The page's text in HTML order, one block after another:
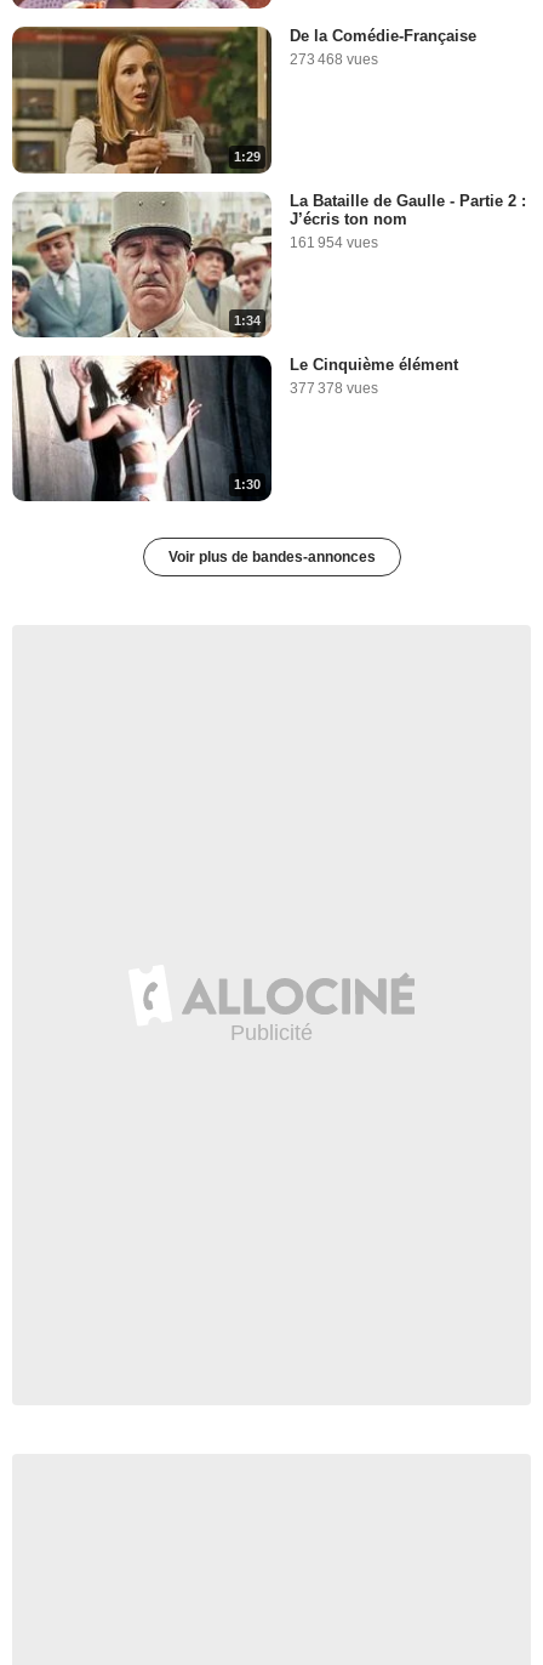
1:29
De la Comédie-Française
273 468 vues
1:34
La Bataille de Gaulle - Partie 2 :
J’écris ton nom
161 954 vues
1:30
Le Cinquième élément
377 378 vues
Voir plus de bandes-annonces